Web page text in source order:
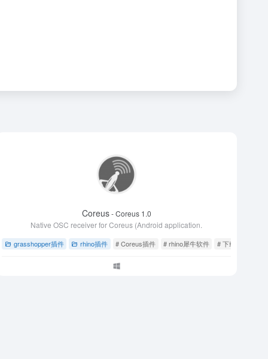
Coreus- Coreus 1.0
Native OSC receiver for Coreus (Android application.
grasshopper插件 rhino插件 # Coreus插件 # rhino犀牛软件 # 下载